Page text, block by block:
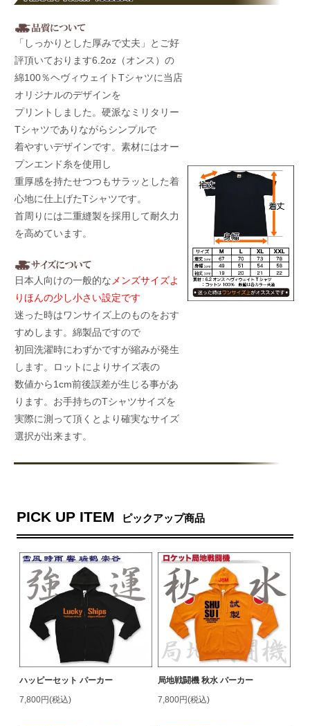
「しっかりとした厚みで丈夫」とご好
評頂いております6.2oz（オンス）の
綿100％ヘヴィウェイトTシャツに当店
オリジナルのデザインを
プリントしました。硬派なミリタリー
Tシャツでありながらシンプルで
着やすいデザインです。素材にはオー
プンエンド糸を使用し
重厚感を持たせつつもサラッとした着
心地に仕上げたTシャツです。
首周りには二重縫製を採用して耐久力
を高めています。
日本人向けの一般的な メンズサイズよ
りほんの少し小さい設定です
迷った時はワンサイズ上のものをおす
すめします。綿製品ですので
初回洗濯時にわずかですが縮みが発生
します。ロットによりサイズ表の
数値から1cm前後誤差が生じる事があ
ります。お手持ちのTシャツサイズを
実際に測って頂くとより確実なサイズ
選択が出来ます。
PICK UP ITEM ピックアップ商品
ハッピーセット パーカー
7,800円(税込)
局地戦闘機 秋水 パーカー
7,800円(税込)